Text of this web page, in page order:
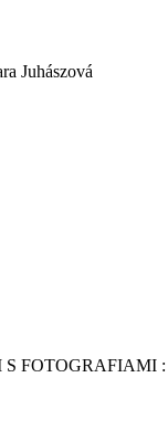
Juhászová
FOTOGRAFIAMI :